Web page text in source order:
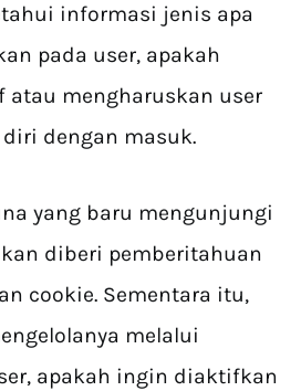
informasi jenis apa
pada user, apakah
mengharuskan user
dengan masuk.
yang baru mengunjungi
diberi pemberitahuan
cookie. Sementara itu,
melalui
apakah ingin diaktifkan